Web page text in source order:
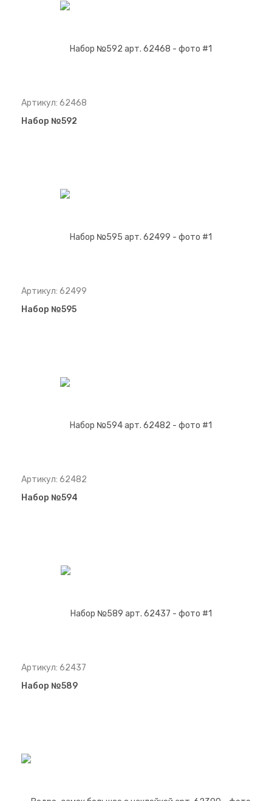
Артикул: 62468
Набор №592
Артикул: 62499
Набор №595
Артикул: 62482
Набор №594
Артикул: 62437
Набор №589